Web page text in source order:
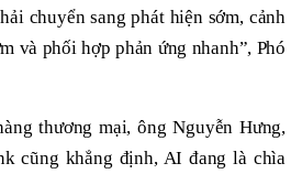
chuyển sang phát hiện sớm, cảnh
và phối hợp phản ứng nhanh”, Phó
thương mại, ông Nguyễn Hưng,
cũng khẳng định, AI đang là chìa